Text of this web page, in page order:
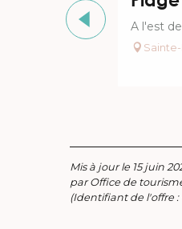
A l'est
Mis à jour le 15 juin
par Office de
(Identifiant de l'offre :